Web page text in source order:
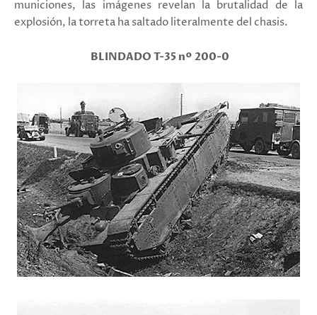
municiones, las imágenes revelan la brutalidad de la
explosión, la torreta ha saltado literalmente del chasis.
BLINDADO T-35 nº 200-0